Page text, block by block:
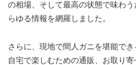
の相場、そして最高の状態で味わ
らゆる情報を網羅しました。
さらに、現地で間人ガニを堪能でき
自宅で楽しむための通販、お取り